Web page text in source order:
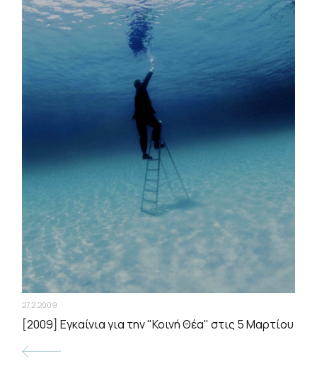
27.2.2009
[2009] Εγκαίνια για την "Κοινή Θέα" στις 5 Μαρτίου